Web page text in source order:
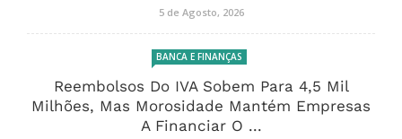
5 de Agosto, 2026
BANCA E FINANÇAS
Reembolsos Do IVA Sobem Para 4,5 Mil
Milhões, Mas Morosidade Mantém Empresas
A Financiar O ...